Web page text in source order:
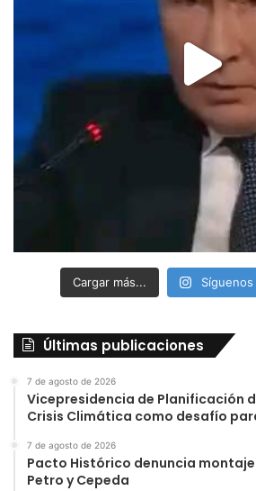
Cargar más...
Últimas publicaciones
7 de agosto de 2026
Vicepresidencia de Planificación
Crisis Climática como desafío
7 de agosto de 2026
Pacto Histórico denuncia
Petro y Cepeda